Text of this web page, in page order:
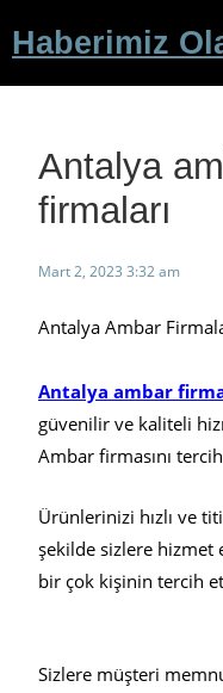
geçHaberimiz
Antalya
firmaları
Mart 2, 2023 3:32 am
Antalya Ambar
Antalya ambar
güvenilir ve kaliteli
Ambar firmasını
Ürünlerinizi hızlı ve
şekilde sizlere hizmet
bir çok kişinin tercih
Sizlere müşteri